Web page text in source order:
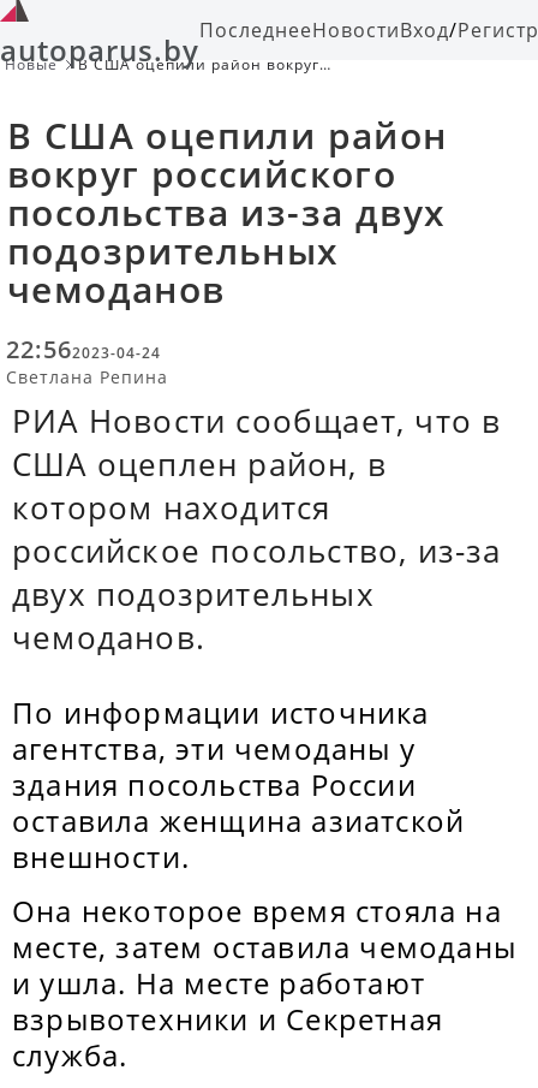
autoparus.byПоследнееНовостиВход/
Новые
В США оцепили район вокруг
В США оцепили район
вокруг российского
посольства из-за двух
подозрительных
чемоданов
22:562023-04-24
Светлана Репина
РИА Новости сообщает, что в
США оцеплен район, в
котором находится
российское посольство, из-за
двух подозрительных
чемоданов.
По информации источника
агентства, эти чемоданы у
здания посольства России
оставила женщина азиатской
внешности.
Она некоторое время стояла на
месте, затем оставила чемоданы
и ушла. На месте работают
взрывотехники и Секретная
служба.